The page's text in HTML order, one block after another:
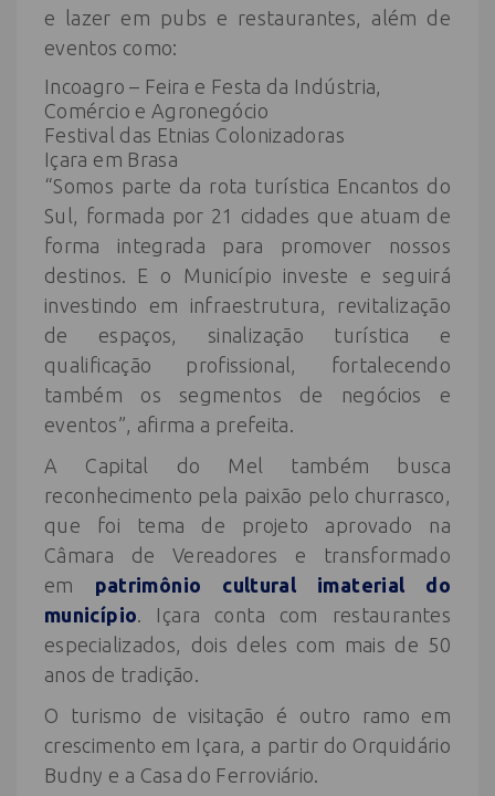
e lazer em pubs e restaurantes, além de
eventos como:
Incoagro – Feira e Festa da Indústria,
Comércio e Agronegócio
Festival das Etnias Colonizadoras
Içara em Brasa
“Somos parte da rota turística Encantos do
Sul, formada por 21 cidades que atuam de
forma integrada para promover nossos
destinos. E o Município investe e seguirá
investindo em infraestrutura, revitalização
de espaços, sinalização turística e
qualificação profissional, fortalecendo
também os segmentos de negócios e
eventos”, afirma a prefeita.
A Capital do Mel também busca
reconhecimento pela paixão pelo churrasco,
que foi tema de projeto aprovado na
Câmara de Vereadores e transformado
em patrimônio cultural imaterial do
município . Içara conta com restaurantes
especializados, dois deles com mais de 50
anos de tradição.
O turismo de visitação é outro ramo em
crescimento em Içara, a partir do Orquidário
Budny e a Casa do Ferroviário.